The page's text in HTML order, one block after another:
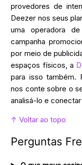
provedores de
Deezer nos seus
uma operadora
campanha
por meio de
espaços físicos, a
para isso também.
nos conte sobre o
analisá-lo e
↑ Voltar ao topo
Perguntas